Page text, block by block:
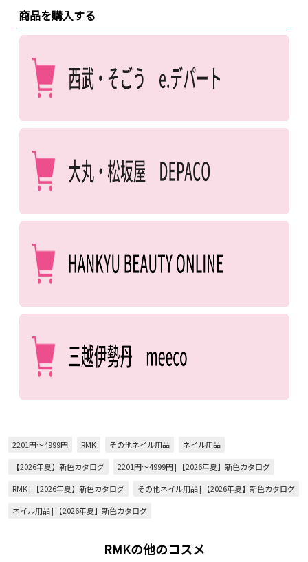
商品を購入する
2201円～4999円 RMK その他ネイル用品
ネイル用品
【2026年夏】新色カタログ
2201円～4999円 | 【2026年夏】新色カタログ
RMK | 【2026年夏】新色カタログ
その他ネイル用品 | 【2026年夏】新色カタログ
ネイル用品 | 【2026年夏】新色カタログ
RMKの他のコスメ